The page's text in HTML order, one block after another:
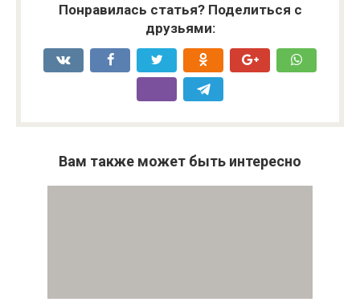
Понравилась статья? Поделиться с
друзьями:
Вам также может быть интересно